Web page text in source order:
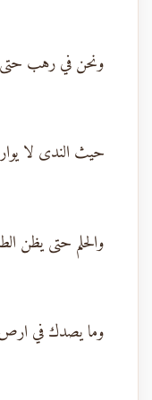
ونحن في رهب حتى
حيث الندى لا
والحلم حتى يظن
وما يصدك في